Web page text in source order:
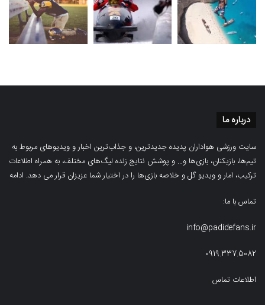
درباره ما
سایت ورزشی هواداران پدیده جدیدترین، و جذاب‌ترین اخبار و ویدیوهای مربوط به
تیم‌ها، بازیکنان، بازی‌ها و… و پوشش نتایج زنده لیگ‌های مختلف، به همراه اطلاعات
ترکیب، امار و ویدیو‌‌ گل‌ و خلاصه بازی‌ها را در اختیار شما عزیزان قرار می دهد. ادامه
تماس با ما:
info@padidefans.ir
0919.337.5082
اطلاعات تماس